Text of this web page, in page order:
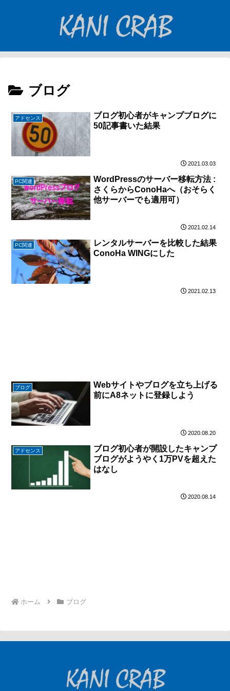
ブログ
アドセンス
ブログ初心者がキャンプブログに
50記事書いた結果
2021.03.03
PC関連
WordPressのサーバー移転方法 :
さくらからConoHaへ（おそらく
他サーバーでも適用可）
2021.02.14
PC関連
レンタルサーバーを比較した結果
ConoHa WINGにした
2021.02.13
ブログ
Webサイトやブログを立ち上げる
前にA8ネットに登録しよう
2020.08.20
アドセンス
ブログ初心者が開設したキャンプ
ブログがようやく1万PVを超えた
はなし
2020.08.14
ホーム ブログ